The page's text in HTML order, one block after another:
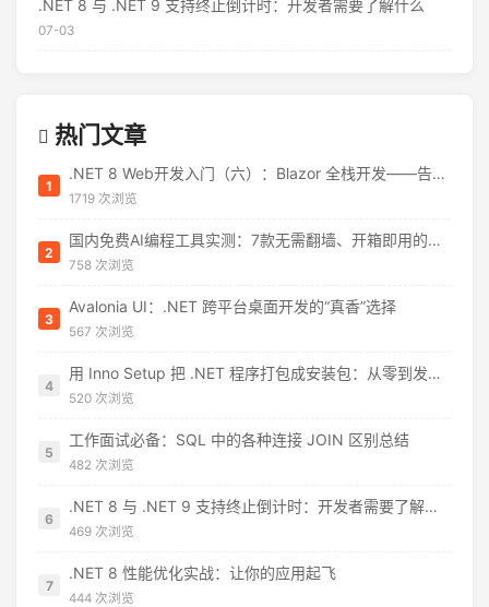
.NET 8 与 .NET 9 支持终止倒计时：开发者需要了解什么
07-03
热门文章
1
.NET 8 Web开发入门（六）：Blazor 全栈开发——告别 JavaScript 焦虑
1719 次浏览
2
国内免费AI编程工具实测：7款无需翻墙、开箱即用的选择（附2026年7月最新额度）
758 次浏览
3
Avalonia UI：.NET 跨平台桌面开发的“真香”选择
567 次浏览
4
用 Inno Setup 把 .NET 程序打包成安装包：从零到发布的完整指南
520 次浏览
5
工作面试必备：SQL 中的各种连接 JOIN 区别总结
482 次浏览
6
.NET 8 与 .NET 9 支持终止倒计时：开发者需要了解什么
469 次浏览
7
.NET 8 性能优化实战：让你的应用起飞
444 次浏览